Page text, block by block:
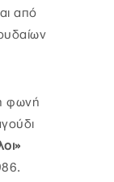
από
φωνή